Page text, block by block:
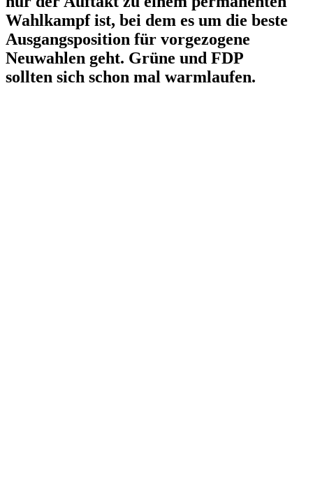
Wahlkampf ist, bei dem es um die beste
Ausgangs­po­sition für vorge­zogene
Neuwahlen geht. Grüne und FDP
sollten sich schon mal warmlaufen.